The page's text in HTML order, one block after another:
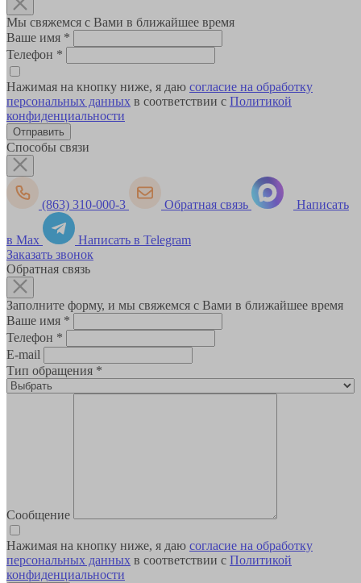
Мы свяжемся с Вами в ближайшее время
Ваше имя *
Телефон *
Нажимая на кнопку ниже, я даю согласие на обработку
персональных данных в соответствии с Политикой
конфиденциальности
Способы связи
(863) 310-000-3 Обратная связь Написать
в Max
Написать в Telegram
Заказать звонок
Обратная связь
Заполните форму, и мы свяжемся с Вами в ближайшее время
Ваше имя *
Телефон *
E-mail
Тип обращения *
Сообщение
Нажимая на кнопку ниже, я даю согласие на обработку
персональных данных в соответствии с Политикой
конфиденциальности